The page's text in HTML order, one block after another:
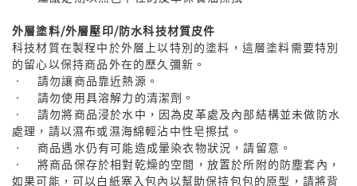
外層塗料/外層壓印/防水科技材質皮件
科技材質在製程中於外層上以特別的塗料，這層塗料需要特別
的留心以保持商品外在的歷久彌新。
• 請勿讓商品靠近熱源。
• 請勿使用具溶解力的清潔劑。
• 請勿將商品浸於水中，因為皮革處及內部結構並未做防水
處理，請以濕布或濕海綿輕沾中性皂擦拭。
• 商品遇水仍有可能造成暈染衣物狀況，請留意。
• 將商品保存於相對乾燥的空間，放置於所附的防塵套內，
如果可能，可以白紙塞入包內以幫助保持包包的原型，請將背